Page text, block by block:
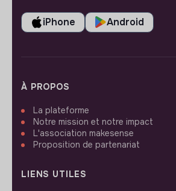
iPhone Android
À PROPOS
La plateforme
Notre mission et notre impact
L'association makesense
Proposition de partenariat
LIENS UTILES